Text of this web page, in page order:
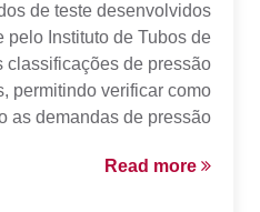
de teste desenvolvidos
pelo Instituto de Tubos de
classificações de pressão
permitindo verificar como
as demandas de pressão
Read more